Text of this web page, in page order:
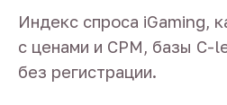
Индекс спроса iGaming,
с ценами и CPM, базы C-
без регистрации.